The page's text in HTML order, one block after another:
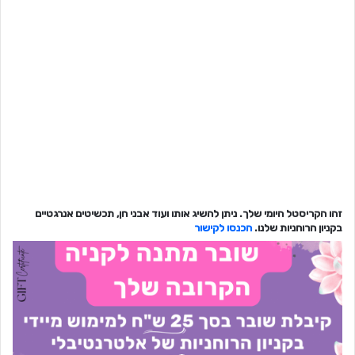
זהו הקריסטל היומי שלך. ניתן להשיג אותו ועוד אבני חן, תכשיטים אנרגטיים
בקניון הרוחניות שלנו. הכנסו לקישור